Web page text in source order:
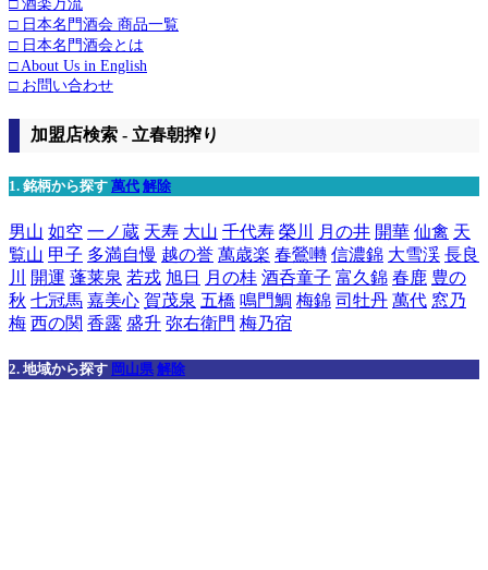
□ 日本名門酒会 商品一覧
□ 日本名門酒会とは
□ About Us in English
□ お問い合わせ
加盟店検索 - 立春朝搾り
1. 銘柄から探す 萬代 解除
男山 如空 一ノ蔵 天寿 大山 千代寿 榮川 月の井 開華 仙禽 天
覧山 甲子 多満自慢 越の誉 萬歳楽 春鶯囀 信濃錦 大雪渓 長良
川
開運 蓬莱泉 若戎 旭日 月の桂 酒呑童子 富久錦 春鹿 豊の
秋 七冠馬 嘉美心 賀茂泉 五橋 鳴門鯛 梅錦 司牡丹 萬代 窓乃
梅 西の関 香露 盛升 弥右衛門 梅乃宿
2. 地域から探す 岡山県 解除